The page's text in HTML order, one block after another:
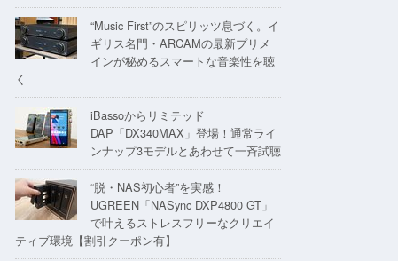
“Music First”のスピリッツ息づく。イ
ギリス名門・ARCAMの最新プリメ
インが秘めるスマートな音楽性を聴
く
iBassoからリミテッド
DAP「DX340MAX」登場！通常ライ
ンナップ3モデルとあわせて一斉試聴
“脱・NAS初心者”を実感！
UGREEN「NASync DXP4800 GT」
で叶えるストレスフリーなクリエイ
ティブ環境【割引クーポン有】